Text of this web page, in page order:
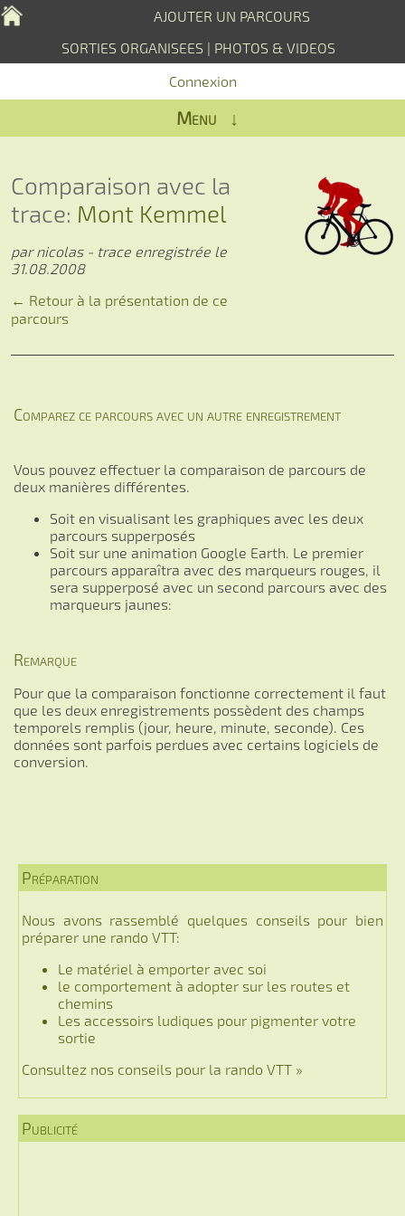
AJOUTER UN PARCOURS
SORTIES ORGANISEES | PHOTOS & VIDEOS
Connexion
Menu ↓
Comparaison avec la
trace: Mont Kemmel
par nicolas - trace enregistrée le
31.08.2008
← Retour à la présentation de ce
parcours
Comparez ce parcours avec un autre enregistrement
Vous pouvez effectuer la comparaison de parcours de
deux manières différentes.
Soit en visualisant les graphiques avec les deux
parcours supperposés
Soit sur une animation Google Earth. Le premier
parcours apparaîtra avec des marqueurs rouges, il
sera supperposé avec un second parcours avec des
marqueurs jaunes:
Remarque
Pour que la comparaison fonctionne correctement il faut
que les deux enregistrements possèdent des champs
temporels remplis (jour, heure, minute, seconde). Ces
données sont parfois perdues avec certains logiciels de
conversion.
Préparation
Nous avons rassemblé quelques conseils pour bien
préparer une rando VTT:
Le matériel à emporter avec soi
le comportement à adopter sur les routes et
chemins
Les accessoirs ludiques pour pigmenter votre
sortie
Consultez nos conseils pour la rando VTT »
Publicité